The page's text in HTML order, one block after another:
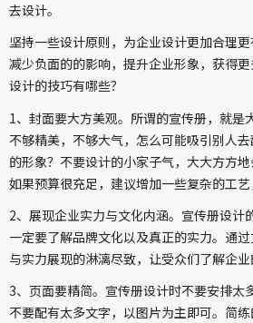
去设计。
坚持一些设计原则，为企业设计更加合理
减少负面的的影响，提升企业形象，获得
设计的技巧有哪些？
1、封面要大方美观。所谓的宣传册，就是
不够精美，不够大气，怎么可能吸引别人
的形象？不要设计的小家子气，大大方方地
如果预算很充足，建议增加一些复杂的工
2、展现企业实力与文化内涵。宣传册设计
一定要了解品牌文化以及真正的实力。通
与实力展现的淋漓尽致，让受众们了解企
3、页面要精简。宣传册设计时不要安排太
不要配有太多文字，以图片为主即可。简练